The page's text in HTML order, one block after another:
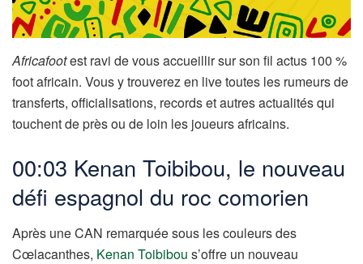
Africafootest ravi de vous accueillir sur son fil actus 100 %
foot africain. Vous y trouverez en live toutes les rumeurs de
transferts, officialisations, records et autres actualités qui
touchent de près ou de loin les joueurs africains.
00:03 Kenan Toibibou, le nouveau
défi espagnol du roc comorien
Après une CAN remarquée sous les couleurs des
Cœlacanthes, Kenan Toibibou s’offre un nouveau